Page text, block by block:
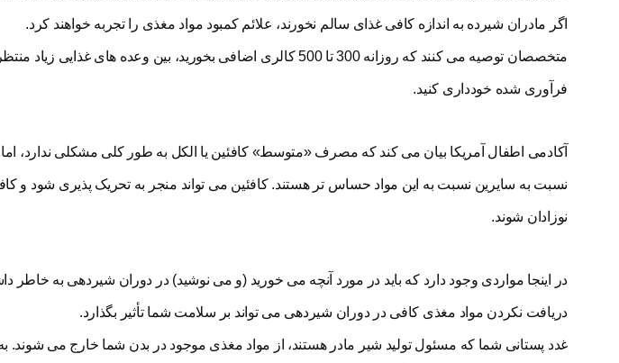
اگر مادران شیرده به اندازه کافی غذای سالم نخورند، علائم کمبود مواد مغذی را تجربه خواهند کرد.
متخصصان توصیه می کنند که روزانه 300 تا 500 کالری اضافی بخورید، بین وعده
فرآوری شده خودداری کنید.
آکادمی اطفال آمریکا بیان می کند که مصرف «متوسط» کافئین یا الکل به طور کلی مشکلی ندارد، اما
نسبت به سایرین نسبت به این مواد حساس تر هستند. کافئین می تواند منجر به تحریک پذیری شود و
نوزادان شوند.
در اینجا مواردی وجود دارد که باید در مورد آنچه می خورید (و می نوشید) در دوران شیردهی به خاطر
دریافت نکردن مواد مغذی کافی در دوران شیردهی می تواند بر سلامت شما تأثیر بگذارد.
غدد پستانی شما که مسئول تولید شیر مادر هستند، از مواد مغذی موجود در بدن شما خارج می